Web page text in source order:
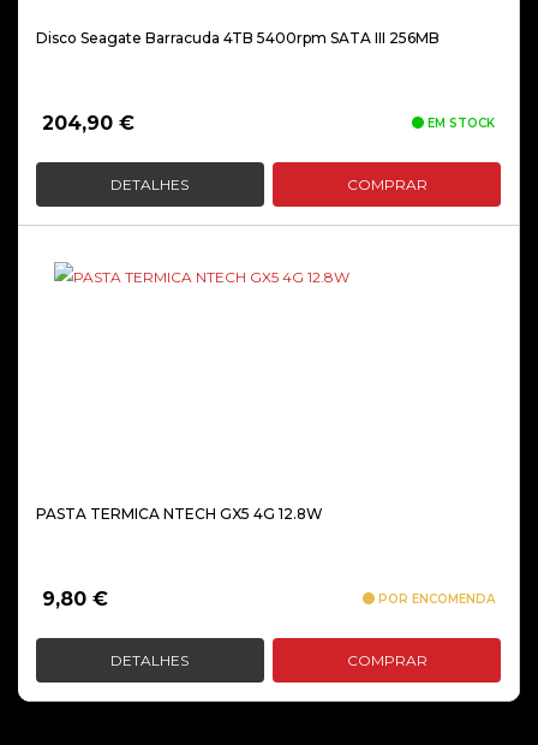
Disco Seagate Barracuda 4TB 5400rpm SATA III 256MB
204,90 € EM STOCK
DETALHES COMPRAR
PASTA TERMICA NTECH GX5 4G 12.8W
9,80 € POR ENCOMENDA
DETALHES COMPRAR